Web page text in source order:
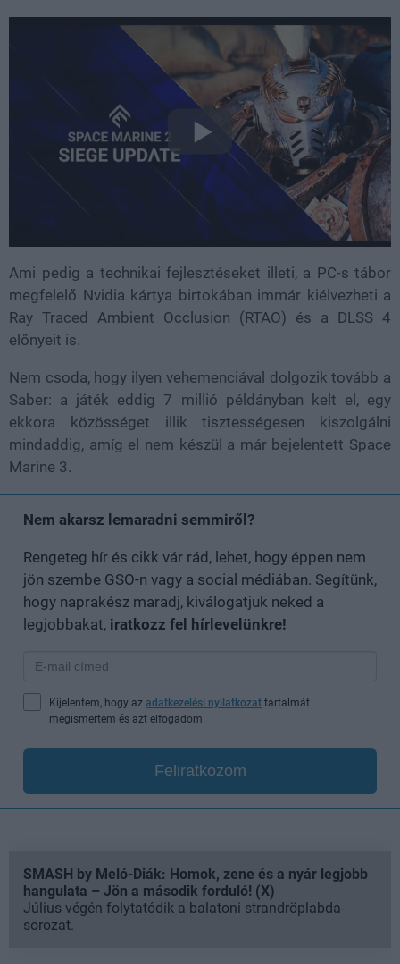
Ami pedig a technikai fejlesztéseket illeti, a PC-s tábor
megfelelő Nvidia kártya birtokában immár kiélvezheti a
Ray Traced Ambient Occlusion (RTAO) és a DLSS 4
előnyeit is.
Nem csoda, hogy ilyen vehemenciával dolgozik tovább a
Saber: a játék eddig 7 millió példányban kelt el, egy
ekkora közösséget illik tisztességesen kiszolgálni
mindaddig, amíg el nem készül a már bejelentett Space
Marine 3.
Nem akarsz lemaradni semmiről?
Rengeteg hír és cikk vár rád, lehet, hogy éppen nem
jön szembe GSO-n vagy a social médiában. Segítünk,
hogy naprakész maradj, kiválogatjuk neked a
legjobbakat, iratkozz fel hírlevelünkre!
Kijelentem, hogy az adatkezelési nyilatkozat tartalmát
megismertem és azt elfogadom.
Feliratkozom
SMASH by Meló-Diák: Homok, zene és a nyár legjobb
hangulata – Jön a második forduló! (X)
Július végén folytatódik a balatoni strandröplabda-
sorozat.